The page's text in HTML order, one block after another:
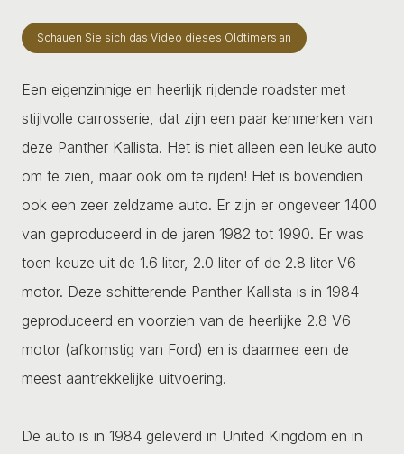
Schauen Sie sich das Video dieses Oldtimers an
Een eigenzinnige en heerlijk rijdende roadster met
stijlvolle carrosserie, dat zijn een paar kenmerken van
deze Panther Kallista. Het is niet alleen een leuke auto
om te zien, maar ook om te rijden! Het is bovendien
ook een zeer zeldzame auto. Er zijn er ongeveer 1400
van geproduceerd in de jaren 1982 tot 1990. Er was
toen keuze uit de 1.6 liter, 2.0 liter of de 2.8 liter V6
motor. Deze schitterende Panther Kallista is in 1984
geproduceerd en voorzien van de heerlijke 2.8 V6
motor (afkomstig van Ford) en is daarmee een de
meest aantrekkelijke uitvoering.
De auto is in 1984 geleverd in United Kingdom en in